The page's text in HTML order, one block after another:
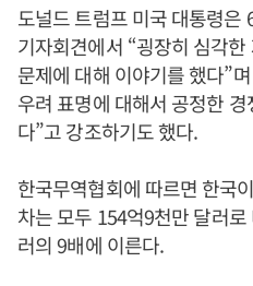
도널드 트럼프 미국 대통령은
기자회견에서 “굉장히 심각
문제에 대해 이야기를 했다”
우려 표명에 대해서 공정한
다”고 강조하기도 했다.
한국무역협회에 따르면 한국
차는 모두 154억9천만 달러
러의 9배에 이른다.